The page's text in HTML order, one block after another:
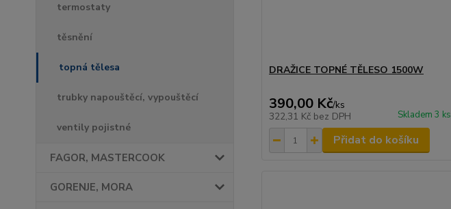
termostaty
těsnění
topná tělesa
trubky napouštěcí, vypouštěcí
ventily pojistné
FAGOR, MASTERCOOK
GORENJE, MORA
DRAŽICE TOPNÉ TĚLESO 1500W
390,00 Kč/ks
322,31 Kč bez DPH Skladem 3 ks
Přidat do košíku